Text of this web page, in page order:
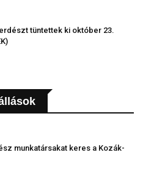
tüntettek ki október 23.
munkatársakat keres a Kozák-